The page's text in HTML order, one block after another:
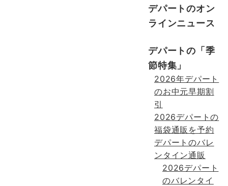
デパートのオン
ラインニュース
デパートの「季
節特集」
2026年デパート
のお中元早期割
引
2026デパートの
福袋通販を予約
デパートのバレ
ンタイン通販
2026デパート
のバレンタイ